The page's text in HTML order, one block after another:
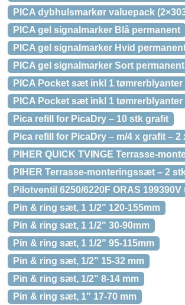
PICA dybhulsmarkør valuepack
PICA gel signalmarker Blå permanent
PICA gel signalmarker Hvid
PICA gel signalmarker Sort permanent
PICA Pocket sæt inkl 1
PICA Pocket sæt inkl 1 tømrerblyanter
Pica refill for PicaDry – 10 stk grafit
Pica refill for PicaDry – m/4 x grafit – 2
PIHER QUICK TVINGE Terrasse-
PIHER Terrasse-monteringssæt – 2
Pilotventil 6250/6220F ORAS
Pin & ring sæt, 1 1/2" 120-155mm
Pin & ring sæt, 1 1/2" 30-90mm
Pin & ring sæt, 1 1/2" 95-115mm
Pin & ring sæt, 1/2" 15-32 mm
Pin & ring sæt, 1/2" 8-14 mm
Pin & ring sæt, 1" 17-70 mm